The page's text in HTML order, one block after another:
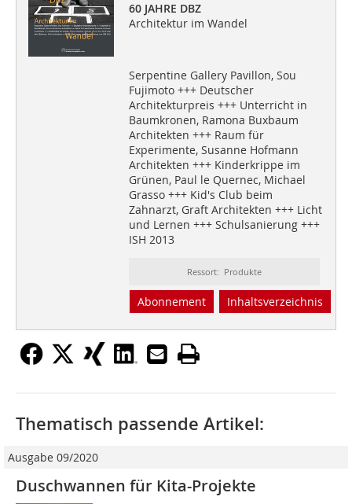
60 JAHRE DBZ
Architektur im Wandel
Serpentine Gallery Pavillon, Sou
Fujimoto +++ Deutscher
Architekturpreis +++ Unterricht in
Baumkronen, Ramona Buxbaum
Architekten +++ Raum für
Experimente, Susanne Hofmann
Architekten +++ Kinderkrippe im
Grünen, Paul le Quernec, Michael
Grasso +++ Kid's Club beim
Zahnarzt, Graft Architekten +++ Licht
und Lernen +++ Schulsanierung +++
ISH 2013
Ressort: Produkte
Abonnement Inhaltsverzeichnis
Thematisch passende Artikel:
Ausgabe 09/2020
Duschwannen für Kita-Projekte